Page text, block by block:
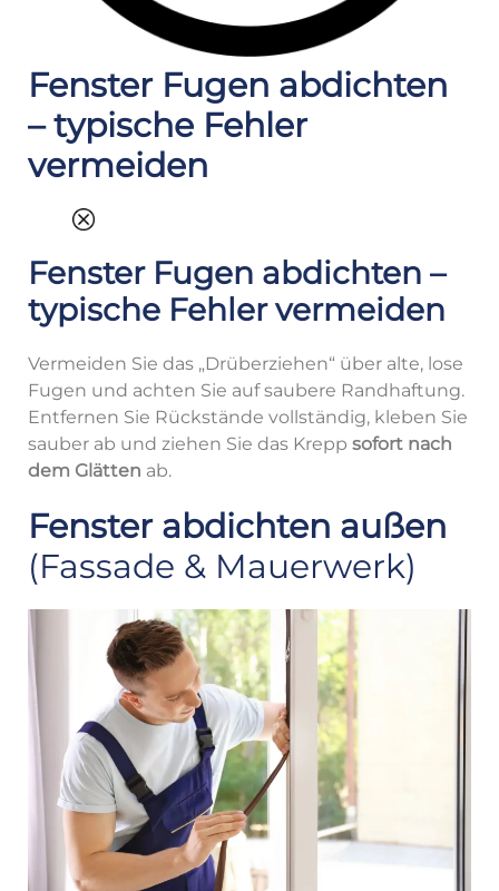
Fenster Fugen abdichten
– typische Fehler
vermeiden
Fenster Fugen abdichten –
typische Fehler vermeiden
Vermeiden Sie das „Drüberziehen“ über alte, lose
Fugen und achten Sie auf saubere Randhaftung.
Entfernen Sie Rückstände vollständig, kleben Sie
sauber ab und ziehen Sie das Krepp sofort nach
dem Glätten ab.
Fenster abdichten außen
(Fassade & Mauerwerk)